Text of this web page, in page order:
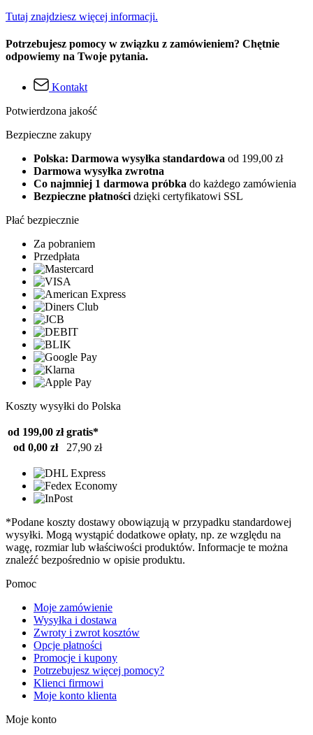
Tutaj znajdziesz więcej informacji.
Potrzebujesz pomocy w związku z zamówieniem? Chętnie
odpowiemy na Twoje pytania.
Kontakt
Potwierdzona jakość
Bezpieczne zakupy
Polska: Darmowa wysyłka standardowa od 199,00 zł
Darmowa wysyłka zwrotna
Co najmniej 1 darmowa próbka do każdego zamówienia
Bezpieczne płatności dzięki certyfikatowi SSL
Płać bezpiecznie
Za pobraniem
Przedpłata
Koszty wysyłki do Polska
od 199,00 zł gratis*
od 0,00 zł
27,90 zł
*Podane koszty dostawy obowiązują w przypadku standardowej
wysyłki. Mogą wystąpić dodatkowe opłaty, np. ze względu na
wagę, rozmiar lub właściwości produktów. Informacje te można
znaleźć bezpośrednio w opisie produktu.
Pomoc
Moje zamówienie
Wysyłka i dostawa
Zwroty i zwrot kosztów
Opcje płatności
Promocje i kupony
Potrzebujesz więcej pomocy?
Klienci firmowi
Moje konto klienta
Moje konto